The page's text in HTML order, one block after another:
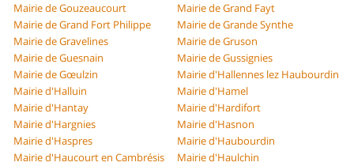
Mairie de Gouzeaucourt
Mairie de Grand Fayt
Mairie de Grand Fort Philippe
Mairie de Grande Synthe
Mairie de Gravelines
Mairie de Gruson
Mairie de Guesnain
Mairie de Gussignies
Mairie de Gœulzin
Mairie d'Hallennes lez Haubourdin
Mairie d'Halluin
Mairie d'Hamel
Mairie d'Hantay
Mairie d'Hardifort
Mairie d'Hargnies
Mairie d'Hasnon
Mairie d'Haspres
Mairie d'Haubourdin
Mairie d'Haucourt en Cambrésis
Mairie d'Haulchin